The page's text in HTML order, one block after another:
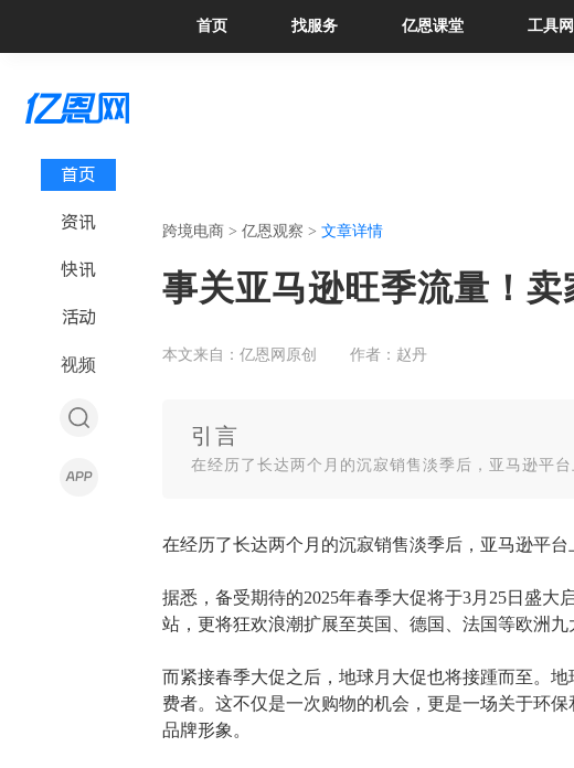
首页 找服务 亿恩课堂 工具
首页
资讯
快讯
活动
视频
跨境电商 > 亿恩观察 > 文章详情
事关亚马逊旺季流量！
本文来自：亿恩网原创 作者：赵丹
引言
在经历了长达两个月的沉寂销售淡季后，亚马逊平
在经历了长达两个月的沉寂销售淡季后，亚马逊平
据悉，备受期待的2025年春季大促将于3月25日盛大
站，更将狂欢浪潮扩展至英国、德国、法国等欧洲九
而紧接春季大促之后，地球月大促也将接踵而至。
费者。这不仅是一次购物的机会，更是一场关于环
品牌形象。